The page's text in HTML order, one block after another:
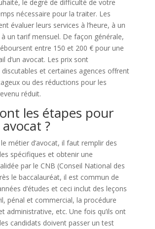
le degré de difficulté de votre
nécessaire pour la traiter. Les
évaluer leurs services à l’heure, à un
un tarif mensuel. De façon générale,
entre 150 et 200 € pour une
d’un avocat. Les prix sont
et certaines agences offrent
ou des réductions pour les
réduit.
les étapes pour
?
le métier d’avocat, il faut remplir des
spécifiques et obtenir une
par le CNB (Conseil National des
le baccalauréat, il est commun de
d’études et ceci inclut des leçons
pénal et commercial, la procédure
administrative, etc. Une fois qu’ils ont
candidats doivent passer un test